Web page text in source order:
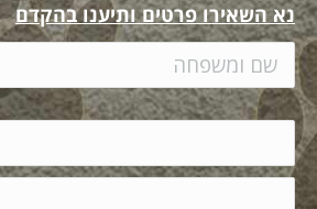
נא השאירו פרטים ותיענו בהקדם